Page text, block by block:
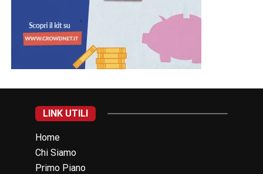
LINK UTILI
Home
Chi Siamo
Primo Piano